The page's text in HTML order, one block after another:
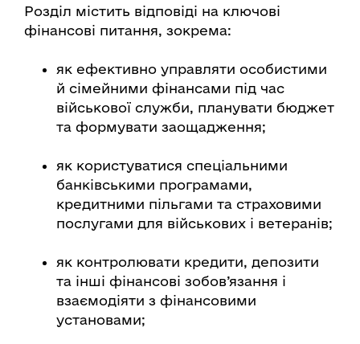
Розділ містить відповіді на ключові
фінансові питання, зокрема:
як ефективно управляти особистими
й сімейними фінансами під час
військової служби, планувати бюджет
та формувати заощадження;
як користуватися спеціальними
банківськими програмами,
кредитними пільгами та страховими
послугами для військових і ветеранів;
як контролювати кредити, депозити
та інші фінансові зобов’язання і
взаємодіяти з фінансовими
установами;